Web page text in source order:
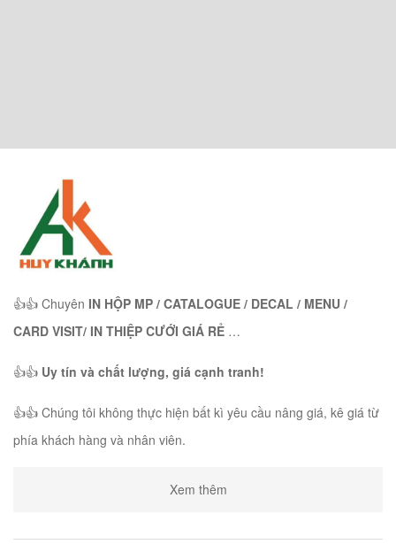
👍👍 Chuyên IN HỘP MP / CATALOGUE / DECAL / MENU /
CARD VISIT/ IN THIỆP CƯỚI GIÁ RẺ …
👍👍 Uy tín và chất lượng, giá cạnh tranh!
👍👍 Chúng tôi không thực hiện bất kì yêu cầu nâng giá, kê giá từ
phía khách hàng và nhân viên.
Xem thêm